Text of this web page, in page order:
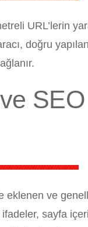
URL’lerin
doğru
ve
sayfa